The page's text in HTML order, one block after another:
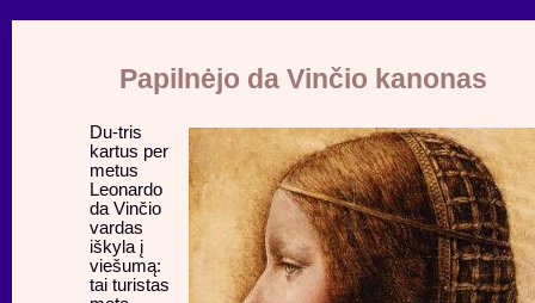
Papilnėjo da Vinčio kanonas
Du-tris
kartus per
metus
Leonardo
da Vinčio
vardas
iškyla į
viešumą:
tai turistas